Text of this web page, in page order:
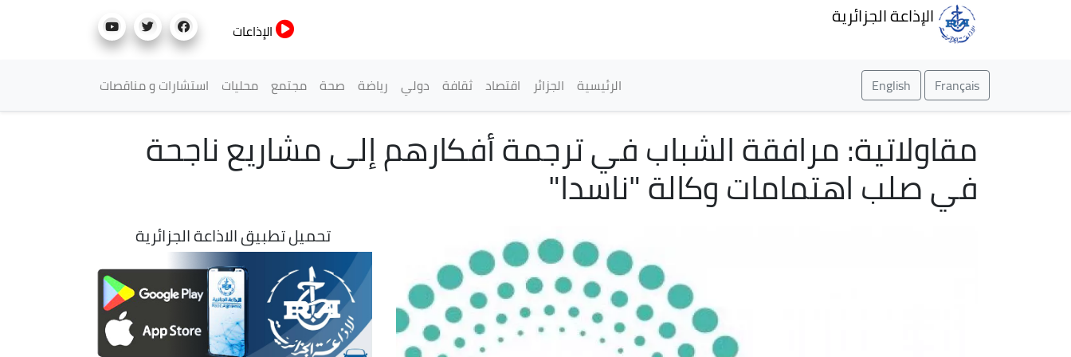
الإذاعة الجزائرية
الإذاعات
Français
English القائمة الرئيسية
الرئيسية الجزائر اقتصاد ثقافة دولي رياضة صحة مجتمع محليات استشارات و مناقصات
مقاولاتية: مرافقة الشباب في ترجمة أفكارهم إلى مشاريع ناجحة
في صلب اهتمامات وكالة "ناسدا"
تحميل تطبيق الاذاعة الجزائرية